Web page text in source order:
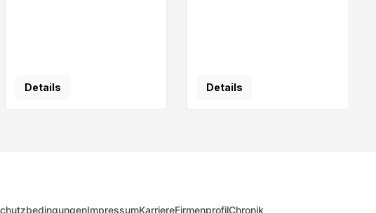
Details Details
ImpressumKarriereFirmenprofilChronik